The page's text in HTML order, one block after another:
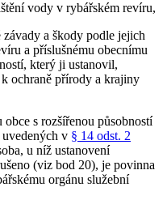
vody v rybářském revíru,
závady a škody podle jejich
a příslušnému obecnímu
který ji ustanovil,
ochraně přírody a krajiny
s rozšířenou působností
v § 14 odst. 2
u níž ustanovení
(viz bod 20), je povinna
orgánu služební